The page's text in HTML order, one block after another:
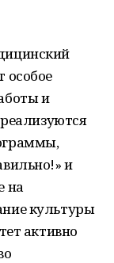
особое
и
и
на
культуры
активно